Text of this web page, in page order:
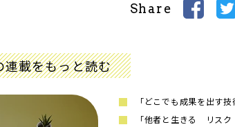
Share
連載をもっと読む
「どこでも成果を出す
「他者と生きる リス